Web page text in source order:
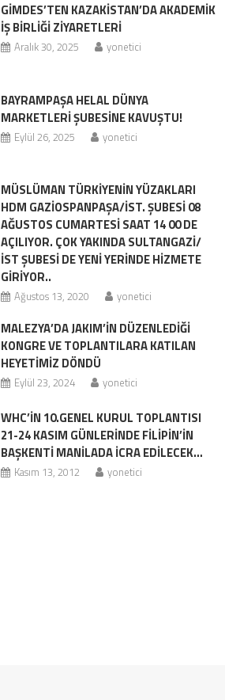
GİMDES’TEN KAZAKİSTAN’DA AKADEMİK
İŞ BİRLİĞİ ZİYARETLERİ
Aralık 30, 2025 yonetici
BAYRAMPAŞA HELAL DÜNYA
MARKETLERİ ŞUBESİNE KAVUŞTU!
Eylül 26, 2025 yonetici
MÜSLÜMAN TÜRKİYENİN YÜZAKLARI
HDM GAZİOSPANPAŞA/İST. ŞUBESİ 08
AĞUSTOS CUMARTESİ SAAT 14 00 DE
AÇILIYOR. ÇOK YAKINDA SULTANGAZİ/
İST ŞUBESİ DE YENİ YERİNDE HİZMETE
GİRİYOR..
Ağustos 13, 2020 yonetici
MALEZYA’DA JAKIM’İN DÜZENLEDİĞİ
KONGRE VE TOPLANTILARA KATILAN
HEYETİMİZ DÖNDÜ
Eylül 23, 2024 yonetici
WHC’İN 10.GENEL KURUL TOPLANTISI
21-24 KASIM GÜNLERİNDE FİLİPİN’İN
BAŞKENTİ MANİLADA İCRA EDİLECEK…
Kasım 13, 2012 yonetici